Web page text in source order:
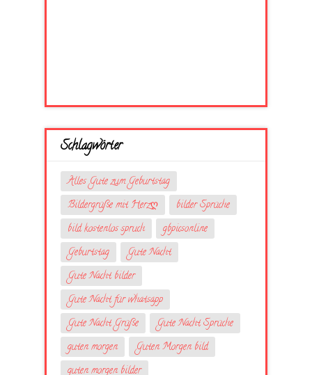
Schlagwörter
Alles Gute zum Geburtstag
Bildergrüße mit Herzღ
bilder Sprüche
bild kostenlos spruch
gbpicsonline
Geburtstag
Gute Nacht
Gute Nacht bilder
Gute Nacht für whatsapp
Gute Nacht Grüße
Gute Nacht Sprüche
guten morgen
Guten Morgen bild
guten morgen bilder